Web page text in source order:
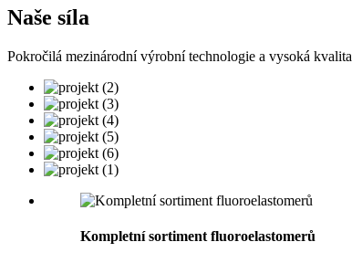
Naše síla
Pokročilá mezinárodní výrobní technologie a vysoká kvalita
Kompletní sortiment fluoroelastomerů